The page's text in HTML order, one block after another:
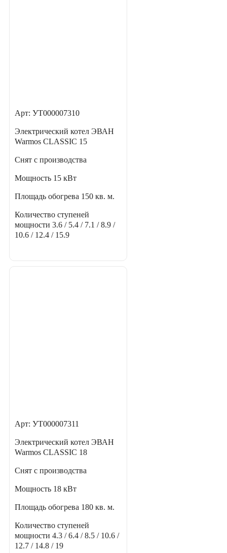
Арт: УТ000007310
Электрический котел ЭВАН
Warmos CLASSIC 15
Снят с производства
Мощность 15 кВт
Площадь обогрева 150 кв. м.
Количество ступеней
мощности 3.6 / 5.4 / 7.1 / 8.9 /
10.6 / 12.4 / 15.9
Арт: УТ000007311
Электрический котел ЭВАН
Warmos CLASSIC 18
Снят с производства
Мощность 18 кВт
Площадь обогрева 180 кв. м.
Количество ступеней
мощности 4.3 / 6.4 / 8.5 / 10.6 /
12.7 / 14.8 / 19